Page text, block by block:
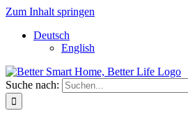
Zum Inhalt springen
Deutsch
English
Suche nach: